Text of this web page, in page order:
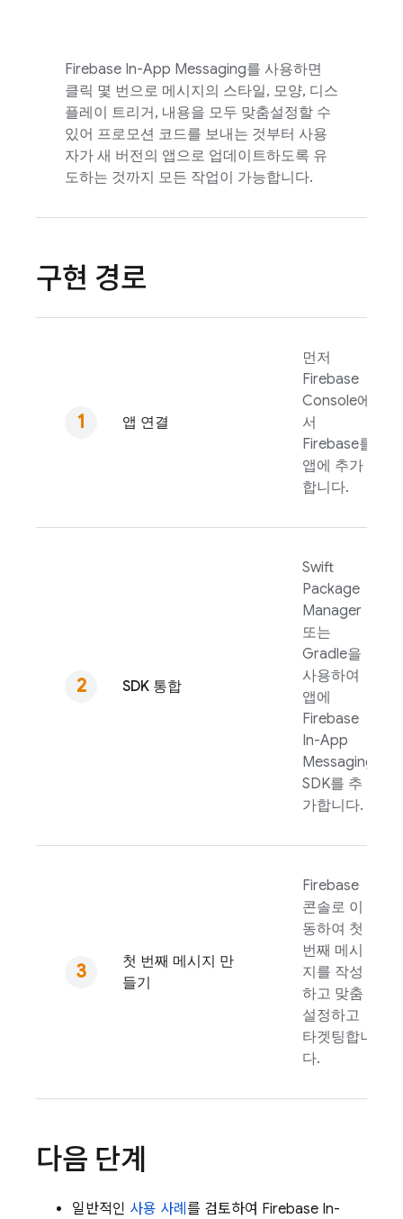
Firebase In-App Messaging를 사용하면
클릭 몇 번으로 메시지의 스타일, 모양, 디스
플레이 트리거, 내용을 모두 맞춤설정할 수
있어 프로모션 코드를 보내는 것부터 사용
자가 새 버전의 앱으로 업데이트하도록 유
도하는 것까지 모든 작업이 가능합니다.
구현 경로
앱 연결
먼저
Firebase
Console에
서
Firebase를
앱에 추가
합니다.
SDK 통합
Swift
Package
Manager
또는
Gradle을
사용하여
앱에
Firebase
In-App
Messaging
SDK를 추
가합니다.
첫 번째 메시지 만
들기
Firebase
콘솔로 이
동하여 첫
번째 메시
지를 작성
하고 맞춤
설정하고
타겟팅합니
다.
다음 단계
일반적인 사용 사례 를 검토하여 Firebase In-